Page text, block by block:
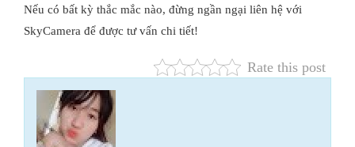
Nếu có bất kỳ thắc mắc nào, đừng ngần ngại liên hệ với
SkyCamera để được tư vấn chi tiết!
Rate this post